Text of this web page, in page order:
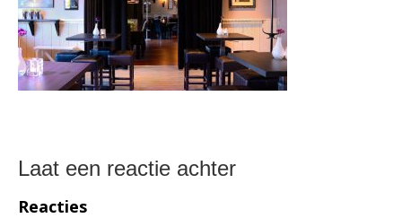
Laat een reactie achter
Reacties